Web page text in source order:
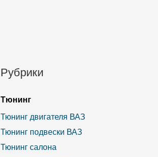
Рубрики
Тюнинг
Тюнинг двигателя ВАЗ
Тюнинг подвески ВАЗ
Тюнинг салона